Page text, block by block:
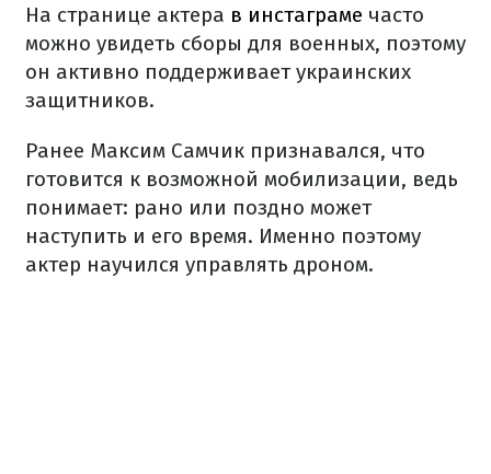
На странице актера в инстаграме часто
можно увидеть сборы для военных, поэтому
он активно поддерживает украинских
защитников.
Ранее Максим Самчик признавался, что
готовится к возможной мобилизации, ведь
понимает: рано или поздно может
наступить и его время. Именно поэтому
актер научился управлять дроном.